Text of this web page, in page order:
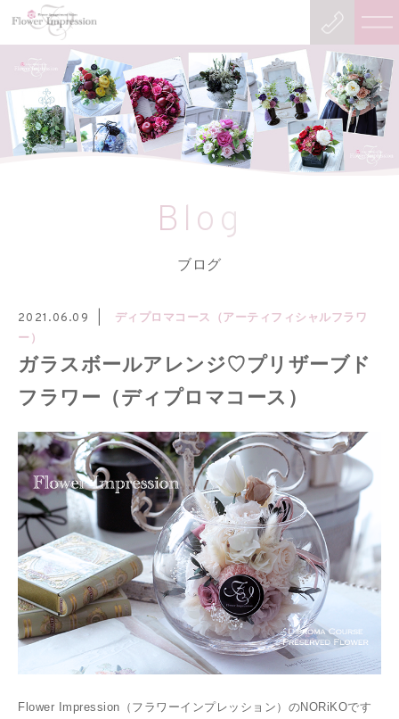
Blog
ブログ
2021.06.09
ディプロマコース（アーティフィシャルフラワ
ー）
ガラスボールアレンジ♡プリザーブド
フラワー（ディプロマコース）
Flower Impression（フラワーインプレッション）のNORiKOです